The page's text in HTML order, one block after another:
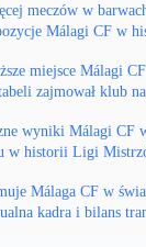
meczów w
Málagi CF w
miejsce Málagi
zajmował klub
wyniki Málagi CF
w historii Ligi
Málaga CF w
kadra i bilans